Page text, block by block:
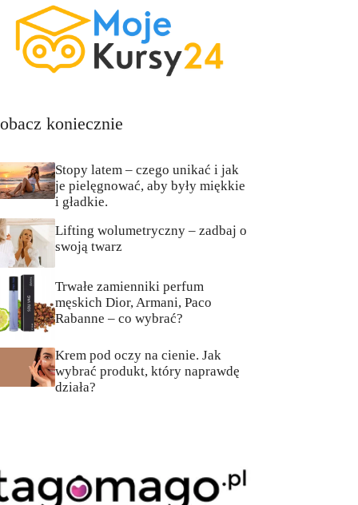
koniecznie
Stopy latem – czego unikać i jak
je pielęgnować, aby były miękkie
i gładkie.
Lifting wolumetryczny – zadbaj o
swoją twarz
Trwałe zamienniki perfum
męskich Dior, Armani, Paco
Rabanne – co wybrać?
Krem pod oczy na cienie. Jak
wybrać produkt, który naprawdę
działa?